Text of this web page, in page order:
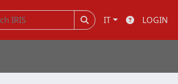
IT LOGIN